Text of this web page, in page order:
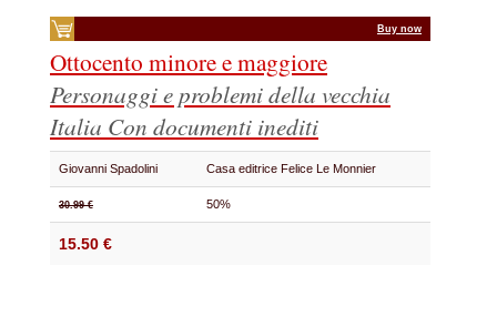
Buy now
Ottocento minore e maggiore
Personaggi e problemi della vecchia
Italia Con documenti inediti
Giovanni Spadolini Casa editrice Felice Le Monnier
30.99 € 50%
15.50 €